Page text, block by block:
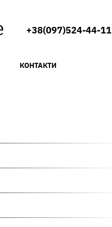
+38(097)524-44-11
КОНТАКТИ